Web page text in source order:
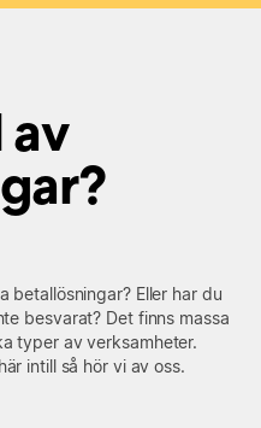
av
betallösningar? Eller har du
besvarat? Det finns massa
typer av verksamheter.
intill så hör vi av oss.